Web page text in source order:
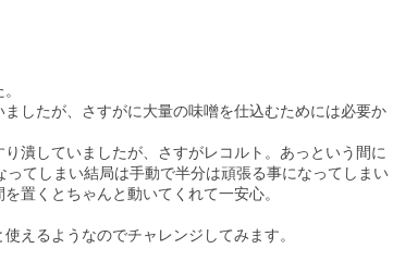
したが、さすがに大量の味噌を仕込むためには必要か
潰していましたが、さすがレコルト。あっという間に
てしまい結局は手動で半分は頑張る事になってしまい
置くとちゃんと動いてくれて一安心。
えるようなのでチャレンジしてみます。